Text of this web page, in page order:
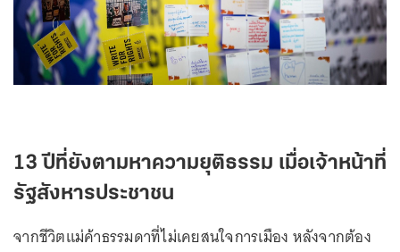
13 ปีที่ยังตามหาความยุติธรรม เมื่อเจ้าหน้าที่
รัฐสังหารประชาชน
จากชีวิตแม่ค้าธรรมดาที่ไม่เคยสนใจการเมือง หลังจากต้อง